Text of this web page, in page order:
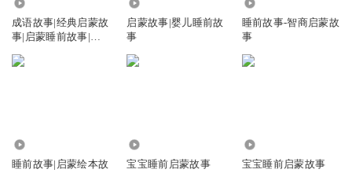
成语故事|经典启蒙故
事|启蒙睡前故事|成
启蒙故事|婴儿睡前故
事
睡前故事-智商启蒙故
事
睡前故事|启蒙绘本故
宝宝睡前启蒙故事 宝宝睡前启蒙故事